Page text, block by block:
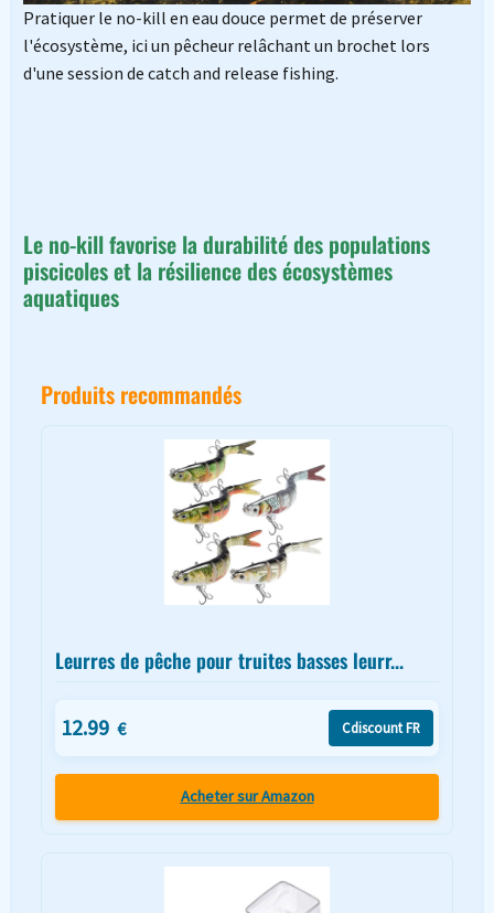
Pratiquer le no-kill en eau douce permet de préserver
l'écosystème, ici un pêcheur relâchant un brochet lors
d'une session de catch and release fishing.
Le no-kill favorise la durabilité des populations
piscicoles et la résilience des écosystèmes
aquatiques
Produits recommandés
Leurres de pêche pour truites basses leurr...
12.99 € Cdiscount FR
Acheter sur Amazon